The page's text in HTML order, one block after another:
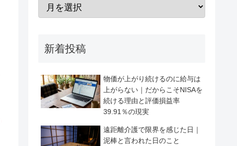
新着投稿
物価が上がり続けるのに給与は
上がらない｜だからこそNISAを
続ける理由と評価損益率
39.91％の現実
遠距離介護で限界を感じた日｜
泥棒と言われた日のこと